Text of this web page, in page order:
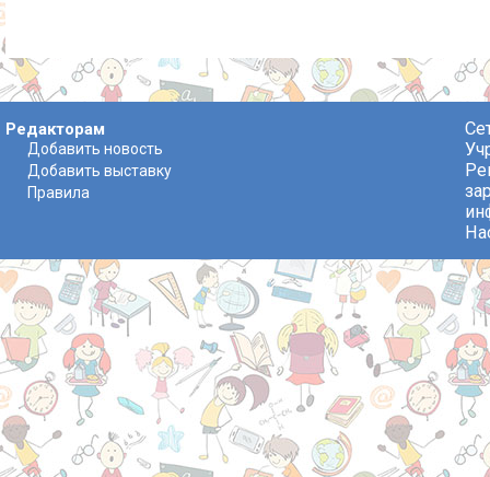
Редакторам
Добавить новость
Добавить выставку
Правила